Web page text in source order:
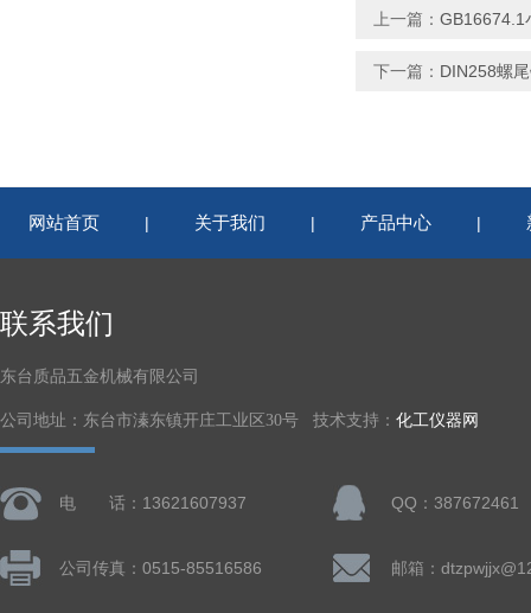
上一篇： GB16674.1
下一篇： DIN258螺
网站首页 | 关于我们 | 产品中心 |
联系我们
东台质品五金机械有限公司
公司地址：东台市溱东镇开庄工业区30号 技术支持： 化工仪器网
电 话：13621607937 QQ：387672461
公司传真：0515-85516586 邮箱：